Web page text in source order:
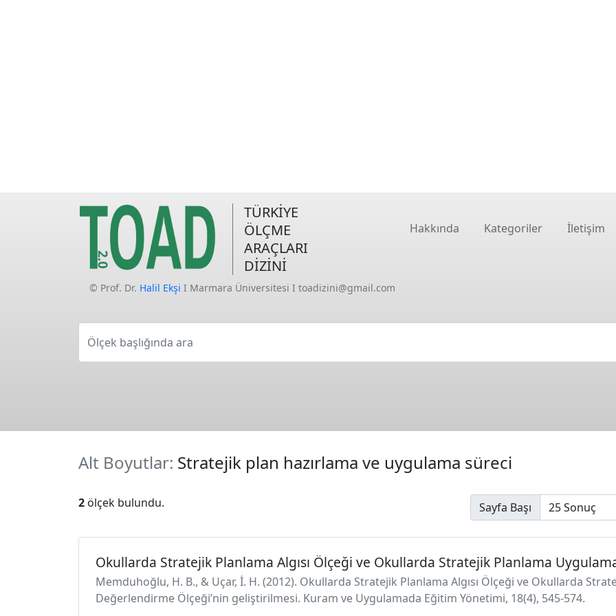
TÜRKİYE
ÖLÇME
ARAÇLARI
DİZİNİ
Hakkında Kategoriler İletişim
© Prof. Dr. Halil Ekşi I Marmara Üniversitesi I toadizini@gmail.com
Ölçek başlığında ara
Alt Boyutlar: Stratejik plan hazırlama ve uygulama süreci
2 ölçek bulundu. Sayfa Başı
Okullarda Stratejik Planlama Algısı Ölçeği ve Okullarda Stratejik Planlama
Memduhoğlu, H. B., & Uçar, İ. H. (2012). Okullarda Stratejik Planlama Algısı Ölçeği ve Okullarda
Değerlendirme Ölçeği’nin geliştirilmesi. Kuram ve Uygulamada Eğitim Yönetimi, 18(4), 545-574.